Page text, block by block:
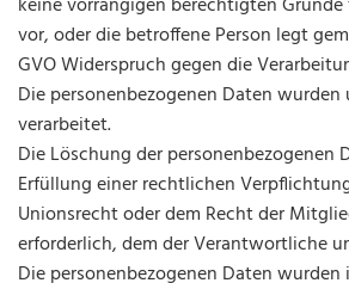
vor, oder die betroffene Person legt
GVO Widerspruch gegen die
Die personenbezogenen Daten
verarbeitet.
Die Löschung der personenbezogenen
Erfüllung einer rechtlichen
Unionsrecht oder dem Recht der
erforderlich, dem der Verantwortliche
Die personenbezogenen Daten wurden